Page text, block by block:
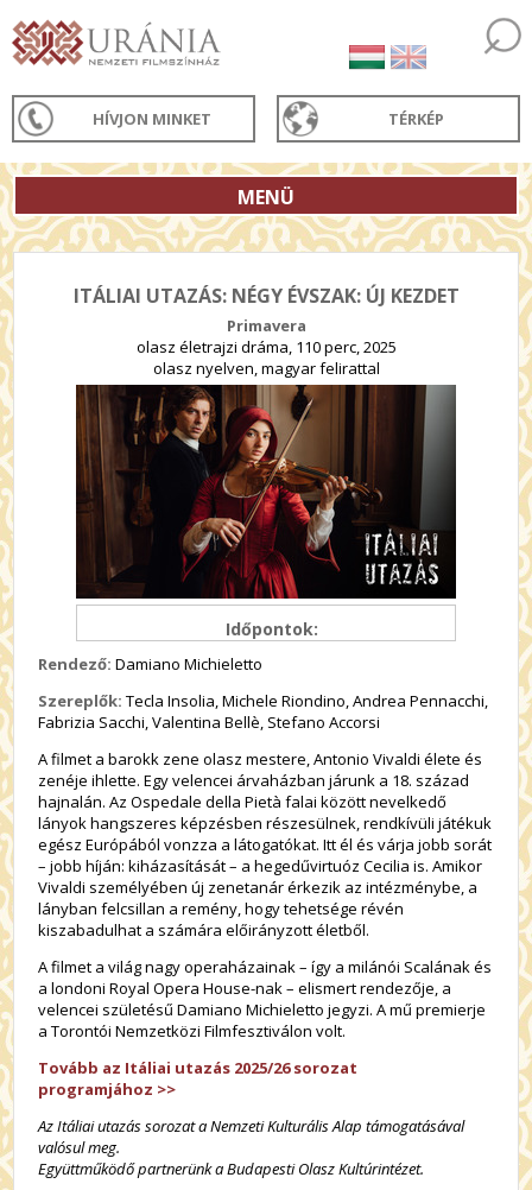
HÍVJON MINKET TÉRKÉP
MENÜ
ITÁLIAI UTAZÁS: NÉGY ÉVSZAK: ÚJ KEZDET
Primavera
olasz életrajzi dráma, 110 perc, 2025
olasz nyelven, magyar felirattal
Időpontok:
Rendező: Damiano Michieletto
Szereplők:Tecla Insolia, Michele Riondino, Andrea Pennacchi,
Fabrizia Sacchi, Valentina Bellè, Stefano Accorsi
A filmet a barokk zene olasz mestere, Antonio Vivaldi élete és
zenéje ihlette. Egy velencei árvaházban járunk a 18. század
hajnalán. Az Ospedale della Pietà falai között nevelkedő
lányok hangszeres képzésben részesülnek, rendkívüli játékuk
egész Európából vonzza a látogatókat. Itt él és várja jobb sorát
– jobb híján: kiházasítását – a hegedűvirtuóz Cecilia is. Amikor
Vivaldi személyében új zenetanár érkezik az intézménybe, a
lányban felcsillan a remény, hogy tehetsége révén
kiszabadulhat a számára előirányzott életből.
A filmet a világ nagy operaházainak – így a milánói Scalának és
a londoni Royal Opera House-nak – elismert rendezője, a
velencei születésű Damiano Michieletto jegyzi. A mű premierje
a Torontói Nemzetközi Filmfesztiválon volt.
Tovább az Itáliai utazás 2025/26 sorozat
programjához >>
Az Itáliai utazás sorozat a Nemzeti Kulturális Alap támogatásával
valósul meg.
Együttműködő partnerünk a Budapesti Olasz Kultúrintézet.